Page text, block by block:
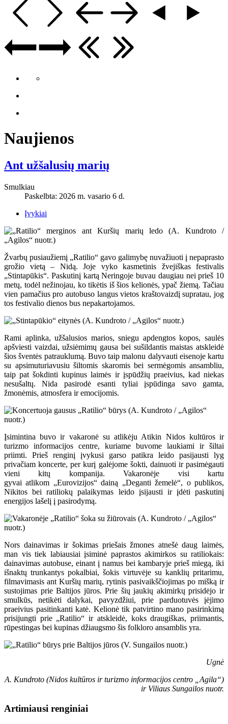
Naujienos
Ant užšalusių marių
Smulkiau
Paskelbta: 2026 m. vasario 6 d.
Įvykiai
Žvarbų pusiaužiemį „Ratilio“ gavo galimybę nuvažiuoti į nepaprasto
grožio vietą – Nidą. Joje vyko kasmetinis žvejiškas festivalis
„Stintapūkis“. Paskutinį kartą Neringoje buvau daugiau nei prieš 10
metų, todėl nežinojau, ko tikėtis iš šios kelionės, ypač žiemą. Tačiau
vien pamačius pro autobuso langus vietos kraštovaizdį supratau, jog
tos festivalio dienos bus nepakartojamos.
Rami aplinka, užšalusios marios, sniegu apdengtos kopos, saulės
apšviesti vaizdai, užsiėmimų gausa bei sušildantis maistas atskleidė
šios šventės patrauklumą. Buvo taip malonu dalyvauti eisenoje kartu
su apsimuturiavusiu šiltomis skaromis bei sermėgomis ansambliu,
taip pat šokdinti kupinus laimės ir įspūdžių praeivius, kad niekas
nesušaltų. Nida pasirodė esanti tyliai įspūdinga savo gamta,
žmonėmis, atmosfera ir emocijomis.
Įsimintina buvo ir vakaronė su atlikėju Atikin Nidos kultūros ir
turizmo informacijos centre, kuriame buvome laukiami ir šiltai
priimti. Prieš renginį įvykusi garso patikra leido pasijausti lyg
privačiam koncerte, per kurį galėjome šokti, dainuoti ir pasimėgauti
vieni kitų kompanija. Vakaronėje visi kartu
gyvai atlikom „Eurovizijos“ dainą „Deganti žemelė“, o publikos,
Nikitos bei ratiliokų palaikymas leido įsijausti ir įdėti paskutinį
energijos lašelį į pasirodymą.
Nors dainavimas ir šokimas priešais žmones atnešė daug laimės,
man vis tiek labiausiai įsiminė paprastos akimirkos su ratiliokais:
dainavimas autobuse, einant į namus bei kambaryje prieš miegą, iki
išnaktų trunkantys pokalbiai, šokis virtuvėje su kanklių pritarimu,
filmavimasis ant Kuršių marių, rytinis pasivaikščiojimas po mišką ir
sustojimas prie Baltijos jūros. Prie šių jaukių akimirkų prisidėjo ir
smulkūs, netikėti dalykai, pavyzdžiui, prie parduotuvės įėjimo
praeivius pasitinkanti katė. Kelionė tik patvirtino mano pasirinkimą
prisijungti prie „Ratilio“ ir atskleidė, koks draugiškas, priimantis,
rūpestingas bei kupinas džiaugsmo šis folkloro ansamblis yra.
Ugnė
A. Kundroto (Nidos kultūros ir turizmo informacijos centro „Agila“)
ir Viliaus Sungailos nuotr.
Artimiausi renginiai